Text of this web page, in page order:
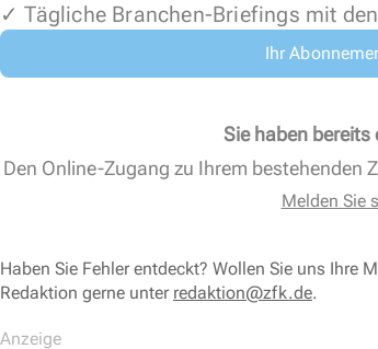
✓ Tägliche Branchen-Briefings mit
Ihr
Sie haben bereits
Den Online-Zugang zu Ihrem bestehenden
Melden Sie
Haben Sie Fehler entdeckt? Wollen Sie uns Ihre
Redaktion gerne unter redaktion@zfk.de.